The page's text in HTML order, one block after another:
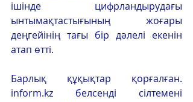
ішінде цифрландырудағы
ынтымақтастығының жоғары
деңгейінің тағы бір дәлелі екенін
атап өтті.
Барлық құқықтар қорғалған.
inform.kz белсенді сілтемені